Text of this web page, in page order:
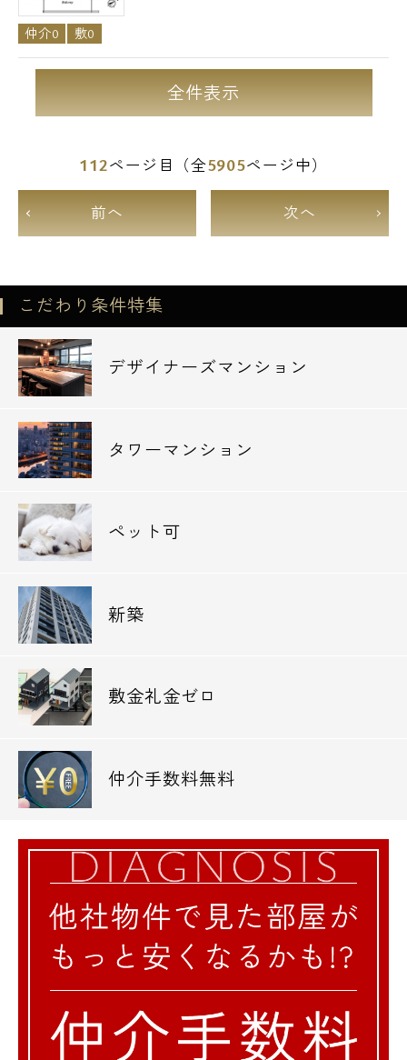
仲介0 敷0
全件表示
112ページ目（全5905ページ中）
前へ 次へ
こだわり条件特集
デザイナーズマンション
タワーマンション
ペット可
新築
敷金礼金ゼロ
仲介手数料無料